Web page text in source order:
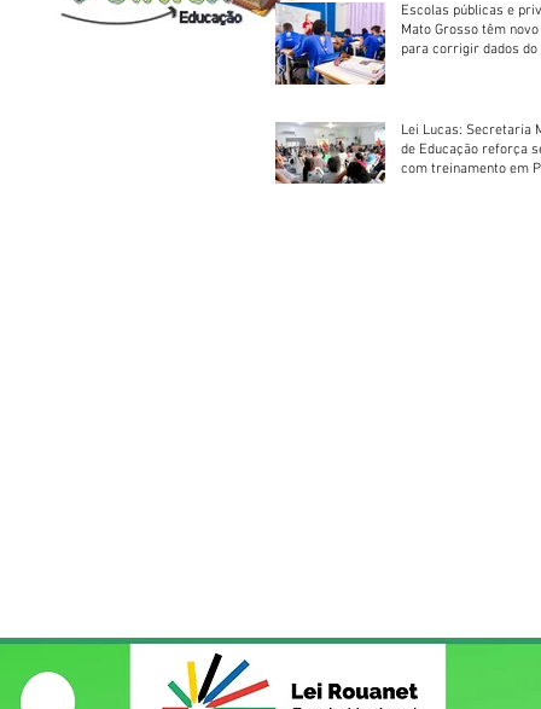
Escolas públicas e
Mato Grosso têm
para corrigir dados do
Lei Lucas: Secretaria
de Educação reforça
com treinamento em